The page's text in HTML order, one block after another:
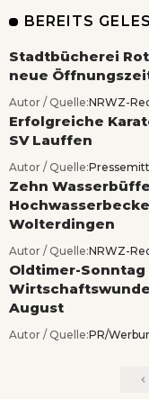
BEREITS
Stadtbücherei
neue
Autor / Quelle:NRWZ-
Erfolgreiche
SV Lauffen
Autor / Quelle:
Zehn
Wolterdingen
Autor / Quelle:NRWZ-
Oldtimer-Sonntag
August
Autor / Quelle:PR/